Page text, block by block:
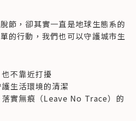
節，卻其實一直是地球生態系的
的行動，我們也可以守護城市生
不靠近打擾
生活環境的清潔
落實無痕（Leave No Trace）的